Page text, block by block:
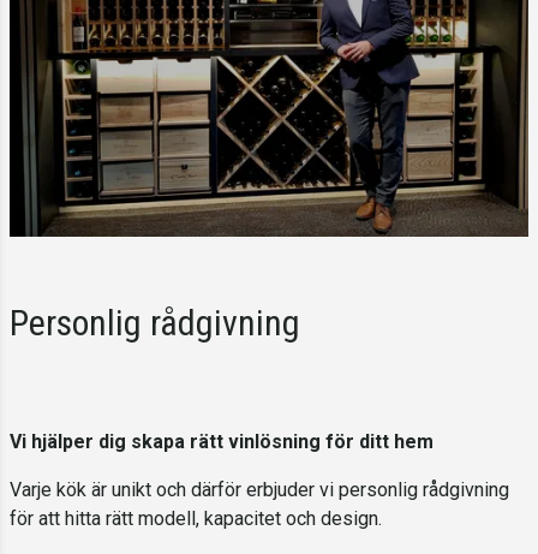
Personlig rådgivning
Vi hjälper dig skapa rätt vinlösning för ditt hem
Varje kök är unikt och därför erbjuder vi personlig rådgivning
för att hitta rätt modell, kapacitet och design.